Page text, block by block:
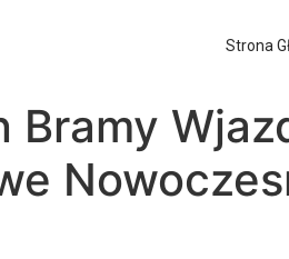
Strona
Bramy